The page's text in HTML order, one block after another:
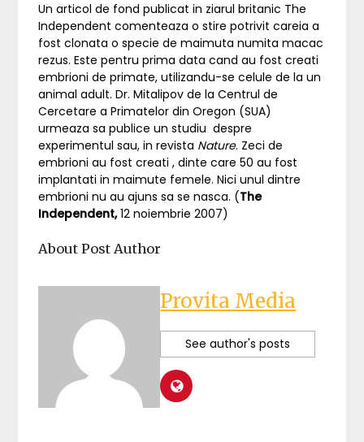
Un articol de fond publicat in ziarul britanic The
Independent comenteaza o stire potrivit careia a
fost clonata o specie de maimuta numita macac
rezus. Este pentru prima data cand au fost creati
embrioni de primate, utilizandu-se celule de la un
animal adult. Dr. Mitalipov de la Centrul de
Cercetare a Primatelor din Oregon (SUA)
urmeaza sa publice un studiu despre
experimentul sau, in revista Nature. Zeci de
embrioni au fost creati , dinte care 50 au fost
implantati in maimute femele. Nici unul dintre
embrioni nu au ajuns sa se nasca. (The
Independent,12 noiembrie 2007)
About Post Author
Provita Media
See author's posts